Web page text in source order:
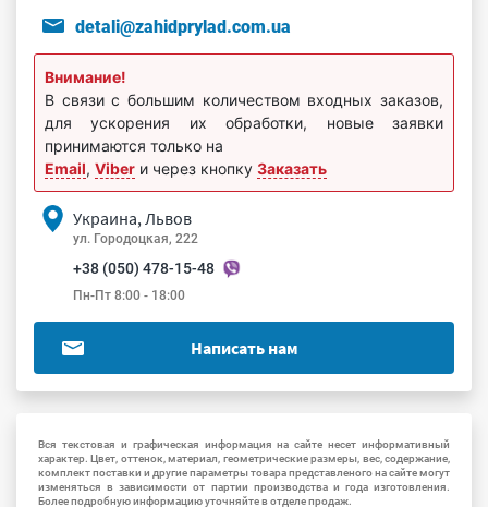
detali@zahidprylad.com.ua
Внимание!
В связи с большим количеством входных заказов,
для ускорения их обработки, новые заявки
принимаются только на
Email, Viber и через кнопку Заказать
Украина, Львов
ул. Городоцкая, 222
+38 (050) 478-15-48
Пн-Пт 8:00 - 18:00
Написать нам
Вся текстовая и графическая информация на сайте несет информативный
характер. Цвет, оттенок, материал, геометрические размеры, вес, содержание,
комплект поставки и другие параметры товара представленого на сайте могут
изменяться в зависимости от партии производства и года изготовления.
Более подробную информацию уточняйте в отделе продаж.